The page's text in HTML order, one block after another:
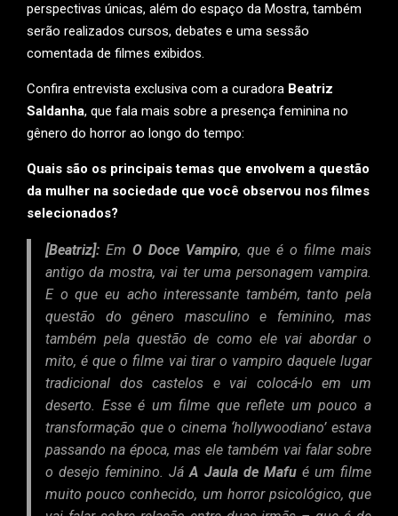
perspectivas únicas, além do espaço da Mostra, também
serão realizados cursos, debates e uma sessão
comentada de filmes exibidos.
Confira entrevista exclusiva com a curadora Beatriz
Saldanha, que fala mais sobre a presença feminina no
gênero do horror ao longo do tempo:
Quais são os principais temas que envolvem a questão
da mulher na sociedade que você observou nos filmes
selecionados?
[Beatriz]: Em O Doce Vampiro, que é o filme mais
antigo da mostra, vai ter uma personagem vampira.
E o que eu acho interessante também, tanto pela
questão do gênero masculino e feminino, mas
também pela questão de como ele vai abordar o
mito, é que o filme vai tirar o vampiro daquele lugar
tradicional dos castelos e vai colocá-lo em um
deserto. Esse é um filme que reflete um pouco a
transformação que o cinema ‘hollywoodiano’ estava
passando na época, mas ele também vai falar sobre
o desejo feminino. JáA Jaula de Mafué um filme
muito pouco conhecido, um horror psicológico, que